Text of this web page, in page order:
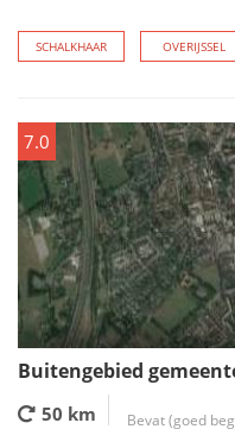
SCHALKHAAR OVERIJSSEL
7.0
Buitengebied
50 km Bevat (goed